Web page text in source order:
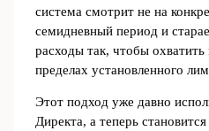
система смотрит не на
семидневный период и
расходы так, чтобы
пределах установленного
Этот подход уже давно
Директа, а теперь